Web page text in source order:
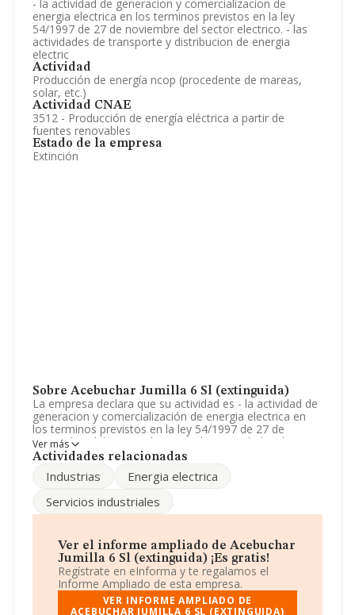
- la actividad de generacion y comercializacion de
energia electrica en los terminos previstos en la ley
54/1997 de 27 de noviembre del sector electrico. - las
actividades de transporte y distribucion de energia
electric
Actividad
Producción de energía ncop (procedente de mareas,
solar, etc.)
Actividad CNAE
3512 - Producción de energía eléctrica a partir de
fuentes renovables
Estado de la empresa
Extinción
Sobre Acebuchar Jumilla 6 Sl (extinguida)
La empresa declara que su actividad es - la actividad de
generacion y comercialización de energia electrica en
los terminos previstos en la ley 54/1997 de 27 de
noviembre del sector electrico. - las actividades de
transporte y distribución de energia electric. La empresa
CNAE es 'Transporte de energía eléctrica' con código
exteriores.
B13465976, tiene domicilio fiscal en Calle Juan Ii núm. 7
Plt 2, (13001), en el municipio de Ciudad Real, Castilla-la
Mancha.
En relación con el sector y disponiendo de los datos de
hasta 46.044 empresas, en el ámbito nacional la
Ver más
Actividades relacionadas
Industrias
Energia electrica
Servicios industriales
Ver el informe ampliado de Acebuchar
Jumilla 6 Sl (extinguida) ¡Es gratis!
Regístrate en eInforma y te regalamos el
Informe Ampliado de esta empresa.
VER INFORME AMPLIADO DE
ACEBUCHAR JUMILLA 6 SL (EXTINGUIDA)